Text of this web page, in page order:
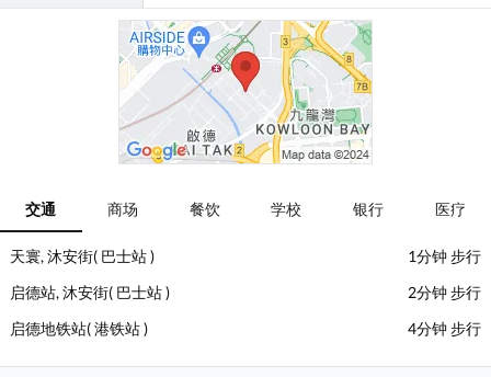
交通 商场 餐饮 学校 银行 医疗
天寰, 沐安街( 巴士站 )
1分钟 步行
启德站, 沐安街( 巴士站 )
2分钟 步行
启德地铁站( 港铁站 )
4分钟 步行